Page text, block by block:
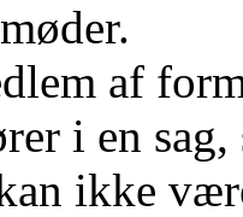
af
i en
ikke